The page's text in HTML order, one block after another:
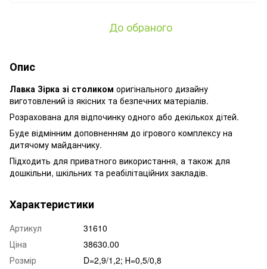
До обраного
Опис
Лавка Зірка зі столиком оригінального дизайну
виготовлений із якісних та безпечних матеріалів.
Розрахована для відпочинку одного або декількох дітей.
Буде відмінним доповненням до ігрового комплексу на
дитячому майданчику.
Підходить для приватного використання, а також для
дошкільни, шкільних та реабілітаційних закладів.
Характеристики
Артикул
31610
Ціна
38630.00
Розмір
D=2,9/1,2; Н=0,5/0,8